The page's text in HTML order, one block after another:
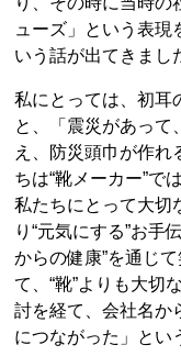
ューズ」という表
いう話が出てきまし
私にとっては、初耳
と、「震災があって
え、防災頭巾が作れ
ちは“靴メーカー”で
私たちにとって大切
り“元気にする”お手
からの健康”を通じ
て、“靴”よりも大切
討を経て、会社名か
につながった」とい